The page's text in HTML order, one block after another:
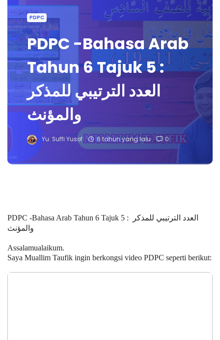
PDPC
PDPC -Bahasa Arab
Tahun 6 Tajuk 5 :
العدد الترتيبي للمذكر
والمؤنث
Yu. Suffi Yusof 6 tahun yang lalu 0
PDPC -Bahasa Arab Tahun 6 Tajuk 5 :
العدد الترتيبي للمذكر
والمؤنث
Assalamualaikum.
Saya Muallim Taufik ingin berkongsi video PDPC seperti berikut: